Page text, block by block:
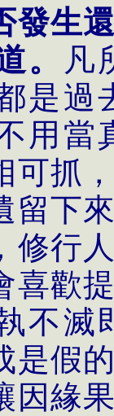
發生
。
凡
是過
用當
可抓
留下
修行
喜歡
不滅
是假
因緣